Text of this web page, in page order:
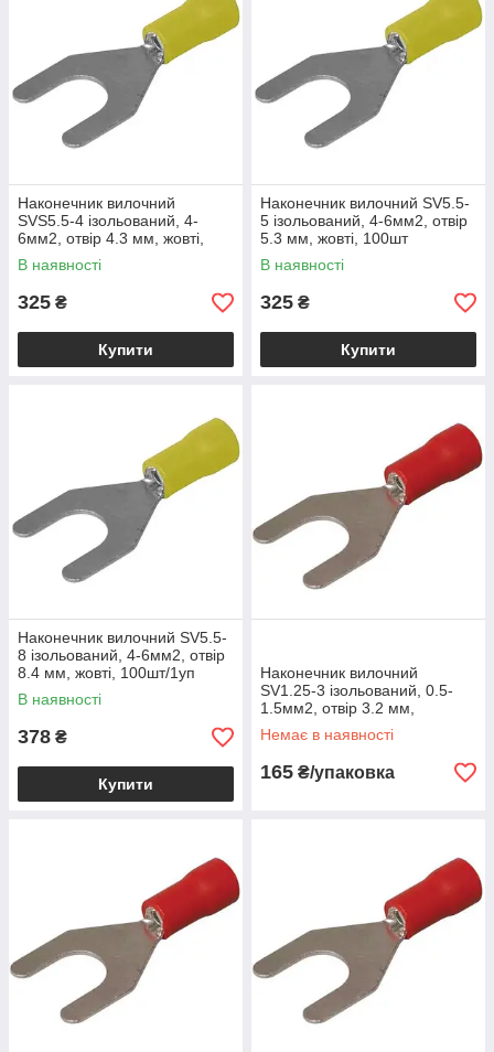
Наконечник вилочний
SVS5.5-4 ізольований, 4-
6мм2, отвір 4.3 мм, жовті,
100шт
В наявності
325 ₴
Купити
Наконечник вилочний SV5.5-
5 ізольований, 4-6мм2, отвір
5.3 мм, жовті, 100шт
В наявності
325 ₴
Купити
Наконечник вилочний SV5.5-
8 ізольований, 4-6мм2, отвір
8.4 мм, жовті, 100шт/1уп
В наявності
378 ₴
Купити
Наконечник вилочний
SV1.25-3 ізольований, 0.5-
1.5мм2, отвір 3.2 мм,
червоний, 100шт, 500440
Немає в наявності
165 ₴/упаковка